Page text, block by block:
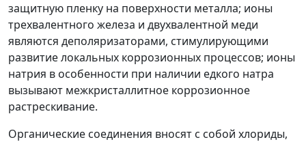
защитную пленку на поверхности металла; ионы
трехвалентного железа и двухвалентной меди
являются деполяризаторами, стимулирующими
развитие локальных коррозионных процессов; ионы
натрия в особенности при наличии едкого натра
вызывают межкристаллитное коррозионное
растрескивание.
Органические соединения вносят с собой хлориды,